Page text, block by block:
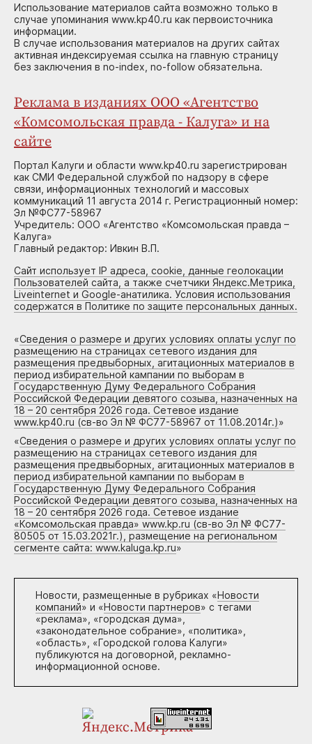
Использование материалов сайта возможно только в
случае упоминания www.kp40.ru как первоисточника
информации.
В случае использования материалов на других сайтах
активная индексируемая ссылка на главную страницу
без заключения в no-index, no-follow обязательна.
Реклама в изданиях ООО «Агентство
«Комсомольская правда - Калуга» и на
сайте
Портал Калуги и области www.kp40.ru зарегистрирован
как СМИ Федеральной службой по надзору в сфере
связи, информационных технологий и массовых
коммуникаций 11 августа 2014 г. Регистрационный номер:
Эл №ФС77-58967
Учредитель: ООО «Агентство «Комсомольская правда –
Калуга»
Главный редактор: Ивкин В.П.
Сайт использует IP адреса, cookie, данные геолокации
Пользователей сайта, а также счетчики Яндекс.Метрика,
Liveinternet и Google-анатилика. Условия использования
содержатся в Политике по защите персональных данных.
«Сведения о размере и других условиях оплаты услуг по
размещению на страницах сетевого издания для
размещения предвыборных, агитационных материалов в
период избирательной кампании по выборам в
Государственную Думу Федерального Собрания
Российской Федерации девятого созыва, назначенных на
18 – 20 сентября 2026 года. Сетевое издание
www.kp40.ru (св-во Эл № ФС77-58967 от 11.08.2014г.)»
«Сведения о размере и других условиях оплаты услуг по
размещению на страницах сетевого издания для
размещения предвыборных, агитационных материалов в
период избирательной кампании по выборам в
Государственную Думу Федерального Собрания
Российской Федерации девятого созыва, назначенных на
18 – 20 сентября 2026 года. Сетевое издание
«Комсомольская правда» www.kp.ru (св-во Эл № ФС77-
80505 от 15.03.2021г.), размещение на региональном
сегменте сайта: www.kaluga.kp.ru»
Новости, размещенные в рубриках «Новости
компаний» и «Новости партнеров» с тегами
«реклама», «городская дума»,
«законодательное собрание», «политика»,
«область», «Городской голова Калуги»
публикуются на договорной, рекламно-
информационной основе.